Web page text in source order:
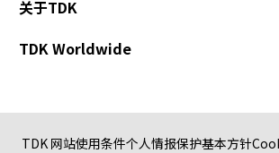
关于TDK
TDK Worldwide
TDK 网站使用条件个人情报保护基本方针